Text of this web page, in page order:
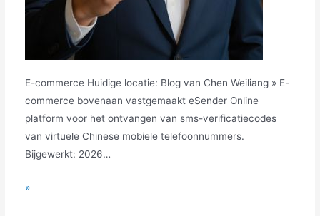
E-commerce Huidige locatie: Blog van Chen Weiliang » E-
commerce bovenaan vastgemaakt eSender Online
platform voor het ontvangen van sms-verificatiecodes
van virtuele Chinese mobiele telefoonnummers.
Bijgewerkt: 2026…
Hoe
»